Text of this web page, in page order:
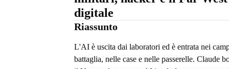
digitale
Riassunto
L'AI è uscita dai laboratori ed è entrata nei
battaglia, nelle case e nelle passerelle. Claude